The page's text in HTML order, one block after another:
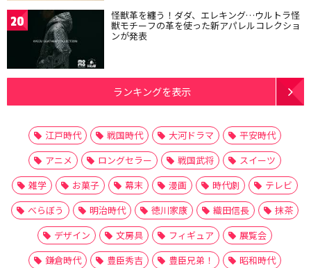
20 怪獣革を纏う！ダダ、エレキング…ウルトラ怪
獣モチーフの革を使った新アパレルコレクショ
ンが発表
ランキングを表示
江戸時代 戦国時代 大河ドラマ
平安時代
アニメ
ロングセラー 戦国武将
スイーツ
雑学
お菓子 幕末 漫画 時代劇
テレビ
べらぼう
明治時代 徳川家康 織田信長
抹茶
デザイン
文房具 フィギュア
展覧会
鎌倉時代
豊臣秀吉 豊臣兄弟！
昭和時代